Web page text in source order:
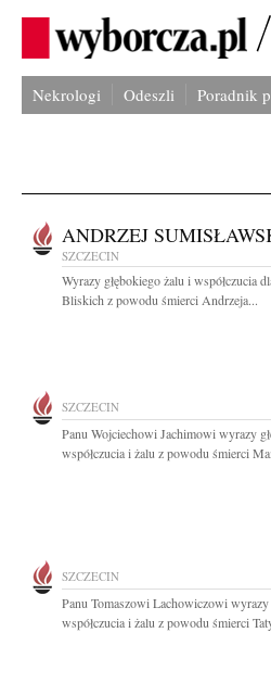
Nekrologi Odeszli Poradnik
ANDRZEJ
SZCZECIN
Wyrazy głębokiego żalu i współczucia
Bliskich z powodu śmierci Andrzeja...
SZCZECIN
Panu Wojciechowi Jachimowi wyrazy
współczucia i żalu z powodu śmierci
SZCZECIN
Panu Tomaszowi Lachowiczowi wyrazy
współczucia i żalu z powodu śmierci